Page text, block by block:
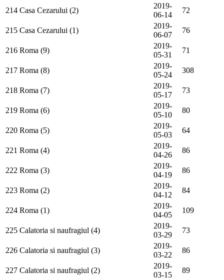
214 Casa Cezarului (2)
2019-
06-14
72
215 Casa Cezarului (1)
2019-
06-07
76
216 Roma (9)
2019-
05-31
71
217 Roma (8)
2019-
05-24
308
218 Roma (7)
2019-
05-17
73
219 Roma (6)
2019-
05-10
80
220 Roma (5)
2019-
05-03
64
221 Roma (4)
2019-
04-26
86
222 Roma (3)
2019-
04-19
86
223 Roma (2)
2019-
04-12
84
224 Roma (1)
2019-
04-05
109
225 Calatoria si naufragiul (4)
2019-
03-29
73
226 Calatoria si naufragiul (3)
2019-
03-22
86
227 Calatoria si naufragiul (2)
2019-
03-15
89